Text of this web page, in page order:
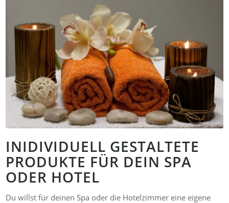
INIDIVIDUELL GESTALTETE
PRODUKTE FÜR DEIN SPA
ODER HOTEL
Du willst für deinen Spa oder die Hotelzimmer eine eigene